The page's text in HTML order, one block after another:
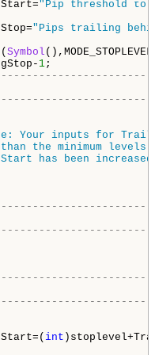
"Pip threshold to
"Pips trailing
Symbol
1
Your inputs for
the minimum
has been
int